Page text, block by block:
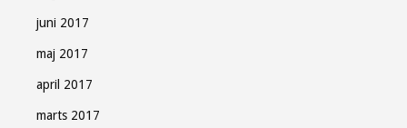
juni 2017
maj 2017
april 2017
marts 2017